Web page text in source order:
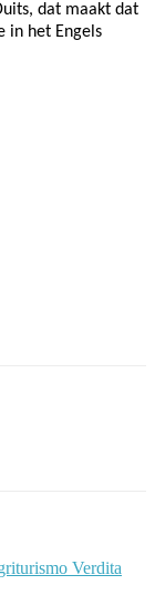
dat maakt dat
in het Engels
Verdita